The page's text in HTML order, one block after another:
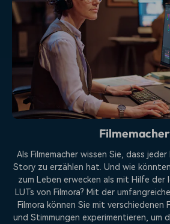
Filmemacher
Als Filmemacher wissen Sie, dass jeder
Story zu erzählen hat. Und wie
zum Leben erwecken als mit Hilfe
LUTs von Filmora? Mit der
Filmora können Sie mit verschiedenen
und Stimmungen experimentieren, um